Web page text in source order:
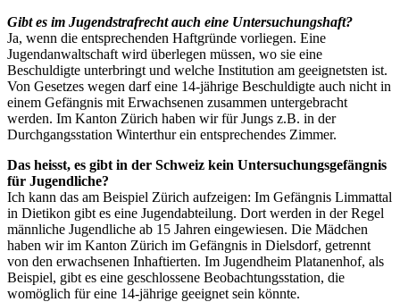
Gibt es im Jugendstrafrecht auch eine Untersuchungshaft?
Ja, wenn die entsprechenden Haftgründe vorliegen. Eine
Jugendanwaltschaft wird überlegen müssen, wo sie eine
Beschuldigte unterbringt und welche Institution am geeignetsten ist.
Von Gesetzes wegen darf eine 14-jährige Beschuldigte auch nicht in
einem Gefängnis mit Erwachsenen zusammen untergebracht
werden. Im Kanton Zürich haben wir für Jungs z.B. in der
Durchgangsstation Winterthur ein entsprechendes Zimmer.
Das heisst, es gibt in der Schweiz kein Untersuchungsgefängnis
für Jugendliche?
Ich kann das am Beispiel Zürich aufzeigen: Im Gefängnis Limmattal
in Dietikon gibt es eine Jugendabteilung. Dort werden in der Regel
männliche Jugendliche ab 15 Jahren eingewiesen. Die Mädchen
haben wir im Kanton Zürich im Gefängnis in Dielsdorf, getrennt
von den erwachsenen Inhaftierten. Im Jugendheim Platanenhof, als
Beispiel, gibt es eine geschlossene Beobachtungsstation, die
womöglich für eine 14-jährige geeignet sein könnte.